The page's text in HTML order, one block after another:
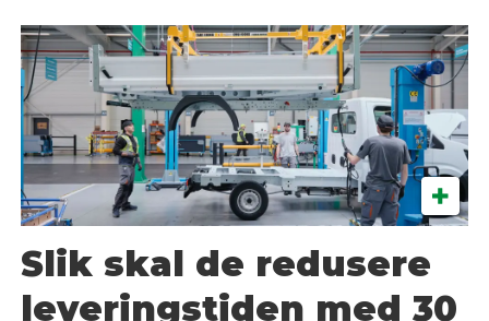
Slik skal de redusere
leveringstiden med 30